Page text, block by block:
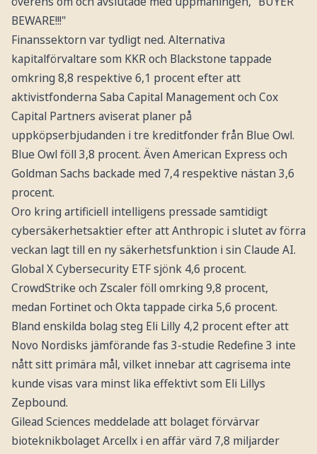
BEWARE!!!"
Finanssektorn var tydligt ned. Alternativa
kapitalförvaltare som KKR och Blackstone tappade
omkring 8,8 respektive 6,1 procent efter att
aktivistfonderna Saba Capital Management och Cox
Capital Partners aviserat planer på
uppköpserbjudanden i tre kreditfonder från Blue Owl.
Blue Owl föll 3,8 procent. Även American Express och
Goldman Sachs backade med 7,4 respektive nästan 3,6
procent.
Oro kring artificiell intelligens pressade samtidigt
cybersäkerhetsaktier efter att Anthropic i slutet av förra
veckan lagt till en ny säkerhetsfunktion i sin Claude AI.
Global X Cybersecurity ETF sjönk 4,6 procent.
CrowdStrike och Zscaler föll omrking 9,8 procent,
medan Fortinet och Okta tappade cirka 5,6 procent.
Bland enskilda bolag steg Eli Lilly 4,2 procent efter att
Novo Nordisks jämförande fas 3-studie Redefine 3 inte
nått sitt primära mål, vilket innebar att cagrisema inte
kunde visas vara minst lika effektivt som Eli Lillys
Zepbound.
Gilead Sciences meddelade att bolaget förvärvar
bioteknikbolaget Arcellx i en affär värd 7,8 miljarder